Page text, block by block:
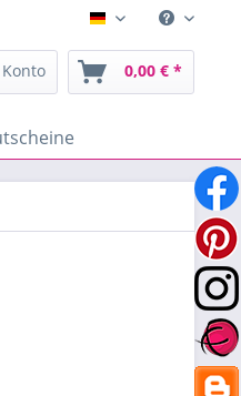
Deutsch
0,00 € *